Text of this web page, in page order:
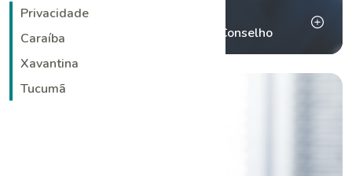
Privacidade
Caraíba
Xavantina
Tucumã
Makko DeFilippo
Diretor-Presidente e Membro do Conselho